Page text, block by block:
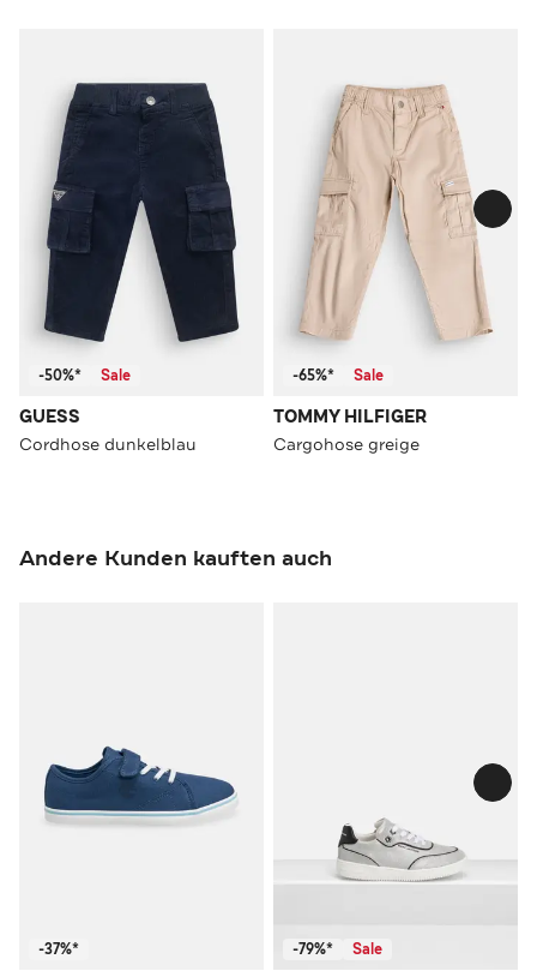
-50%* Sale
GUESS
Cordhose dunkelblau
-65%* Sale
TOMMY HILFIGER
Cargohose greige
Andere Kunden kauften auch
-37%* -79%* Sale